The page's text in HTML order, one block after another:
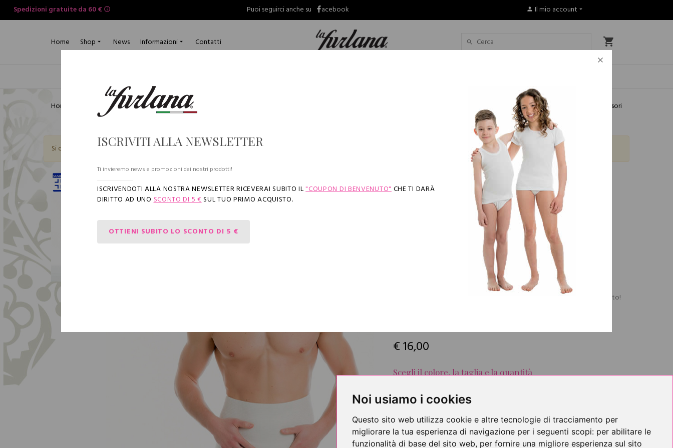
Noi usiamo i cookies
Questo sito web utilizza cookie e altre tecnologie di tracciamento per
migliorare la tua esperienza di navigazione per i seguenti scopi: per abilitare le
funzionalità di base del sito web, per fornire una migliore esperienza sul sito
×
ISCRIVITI ALLA NEWSLETTER
Ti invieremo news e promozioni dei nostri prodotti!
ISCRIVENDOTI ALLA NOSTRA NEWSLETTER RICEVERAI SUBITO IL"COUPON DI BENVENUTO"CHE TI DARÀ
DIRITTO AD UNOSCONTO DI 5 €SUL TUO PRIMO ACQUISTO.
OTTIENI SUBITO LO SCONTO DI 5 €
Spedizioni gratuite da 60 € Puoi seguirci anche su acebook Il mio account
Home Shop News Informazioni Contatti
Home Autunno Inverno - Uomo - Accessori
Si comunica alla gentile clientela che gli ordini pervenuti dal 31/07/2026 al 24/08/2026 saranno evasi in ordine cronologico a partire dal 24/08/2026. La Furlana vi augura buone ferie!
Categoria: Autunno Inverno/Uomo/Accessori
Tessuto: 65% Pura lana vergine - 35% Acrilico/Misto Lana
Invisibile sotto ogni tipo di vestito grazie al tessuto elasticizzato sottile
sostiene la zona lombare e garantisce un effetto "pancia piatta" immediato!
€ 16,00
Scegli il colore, la taglia e la quantità
Scegli la taglia
3 4 5 6 7 8 Guida taglie